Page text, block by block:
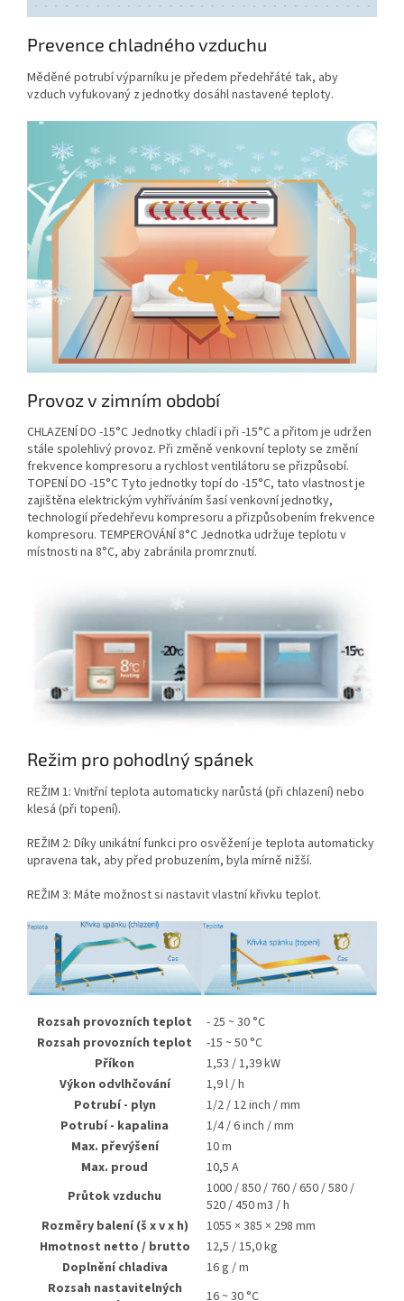
Prevence chladného vzduchu
Měděné potrubí výparníku je předem předehřáté tak, aby
vzduch vyfukovaný z jednotky dosáhl nastavené teploty.
Provoz v zimním období
CHLAZENÍ DO -15°C Jednotky chladí i při -15°C a přitom je udržen
stále spolehlivý provoz. Při změně venkovní teploty se změní
frekvence kompresoru a rychlost ventilátoru se přizpůsobí.
TOPENÍ DO -15°C Tyto jednotky topí do -15°C, tato vlastnost je
zajištěna elektrickým vyhříváním šasí venkovní jednotky,
technologií předehřevu kompresoru a přizpůsobením frekvence
kompresoru. TEMPEROVÁNÍ 8°C Jednotka udržuje teplotu v
místnosti na 8°C, aby zabránila promrznutí.
Režim pro pohodlný spánek
REŽIM 1: Vnitřní teplota automaticky narůstá (při chlazení) nebo
klesá (při topení).
REŽIM 2: Díky unikátní funkci pro osvěžení je teplota automaticky
upravena tak, aby před probuzením, byla mírně nižší.
REŽIM 3: Máte možnost si nastavit vlastní křivku teplot.
Rozsah provozních teplot
- 25 ~ 30 °C
Rozsah provozních teplot
-15 ~ 50 °C
Příkon
1,53 / 1,39 kW
Výkon odvlhčování
1,9 l / h
Potrubí - plyn
1/2 / 12 inch / mm
Potrubí - kapalina
1/4 / 6 inch / mm
Max. převýšení
10 m
Max. proud
10,5 A
Průtok vzduchu
1000 / 850 / 760 / 650 / 580 /
520 / 450 m3 / h
Rozměry balení (š x v x h)
1055 × 385 × 298 mm
Hmotnost netto / brutto
12,5 / 15,0 kg
Doplnění chladiva
16 g / m
Rozsah nastavitelných
16 ~ 30 °C